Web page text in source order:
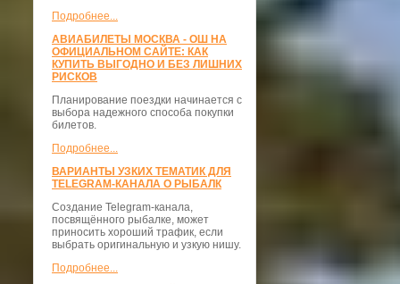
Подробнее...
АВИАБИЛЕТЫ МОСКВА - ОШ НА
ОФИЦИАЛЬНОМ САЙТЕ: КАК
КУПИТЬ ВЫГОДНО И БЕЗ ЛИШНИХ
РИСКОВ
Планирование поездки начинается с
выбора надежного способа покупки
билетов.
Подробнее...
ВАРИАНТЫ УЗКИХ ТЕМАТИК ДЛЯ
TELEGRAM-КАНАЛА О РЫБАЛК
Создание Telegram-канала,
посвящённого рыбалке, может
приносить хороший трафик, если
выбрать оригинальную и узкую нишу.
Подробнее...